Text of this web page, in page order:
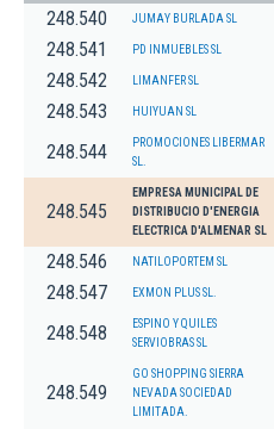
248.540 JUMAY BURLADA SL
248.541 PD INMUEBLES SL
248.542 LIMANFER SL
248.543 HUIYUAN SL
248.544
PROMOCIONES LIBERMAR
SL.
248.545
EMPRESA MUNICIPAL DE
DISTRIBUCIO D'ENERGIA
ELECTRICA D'ALMENAR SL
248.546 NATILOPORTEM SL
248.547 EXMON PLUS SL.
248.548
ESPINO Y QUILES
SERVIOBRAS SL
248.549
GO SHOPPING SIERRA
NEVADA SOCIEDAD
LIMITADA.